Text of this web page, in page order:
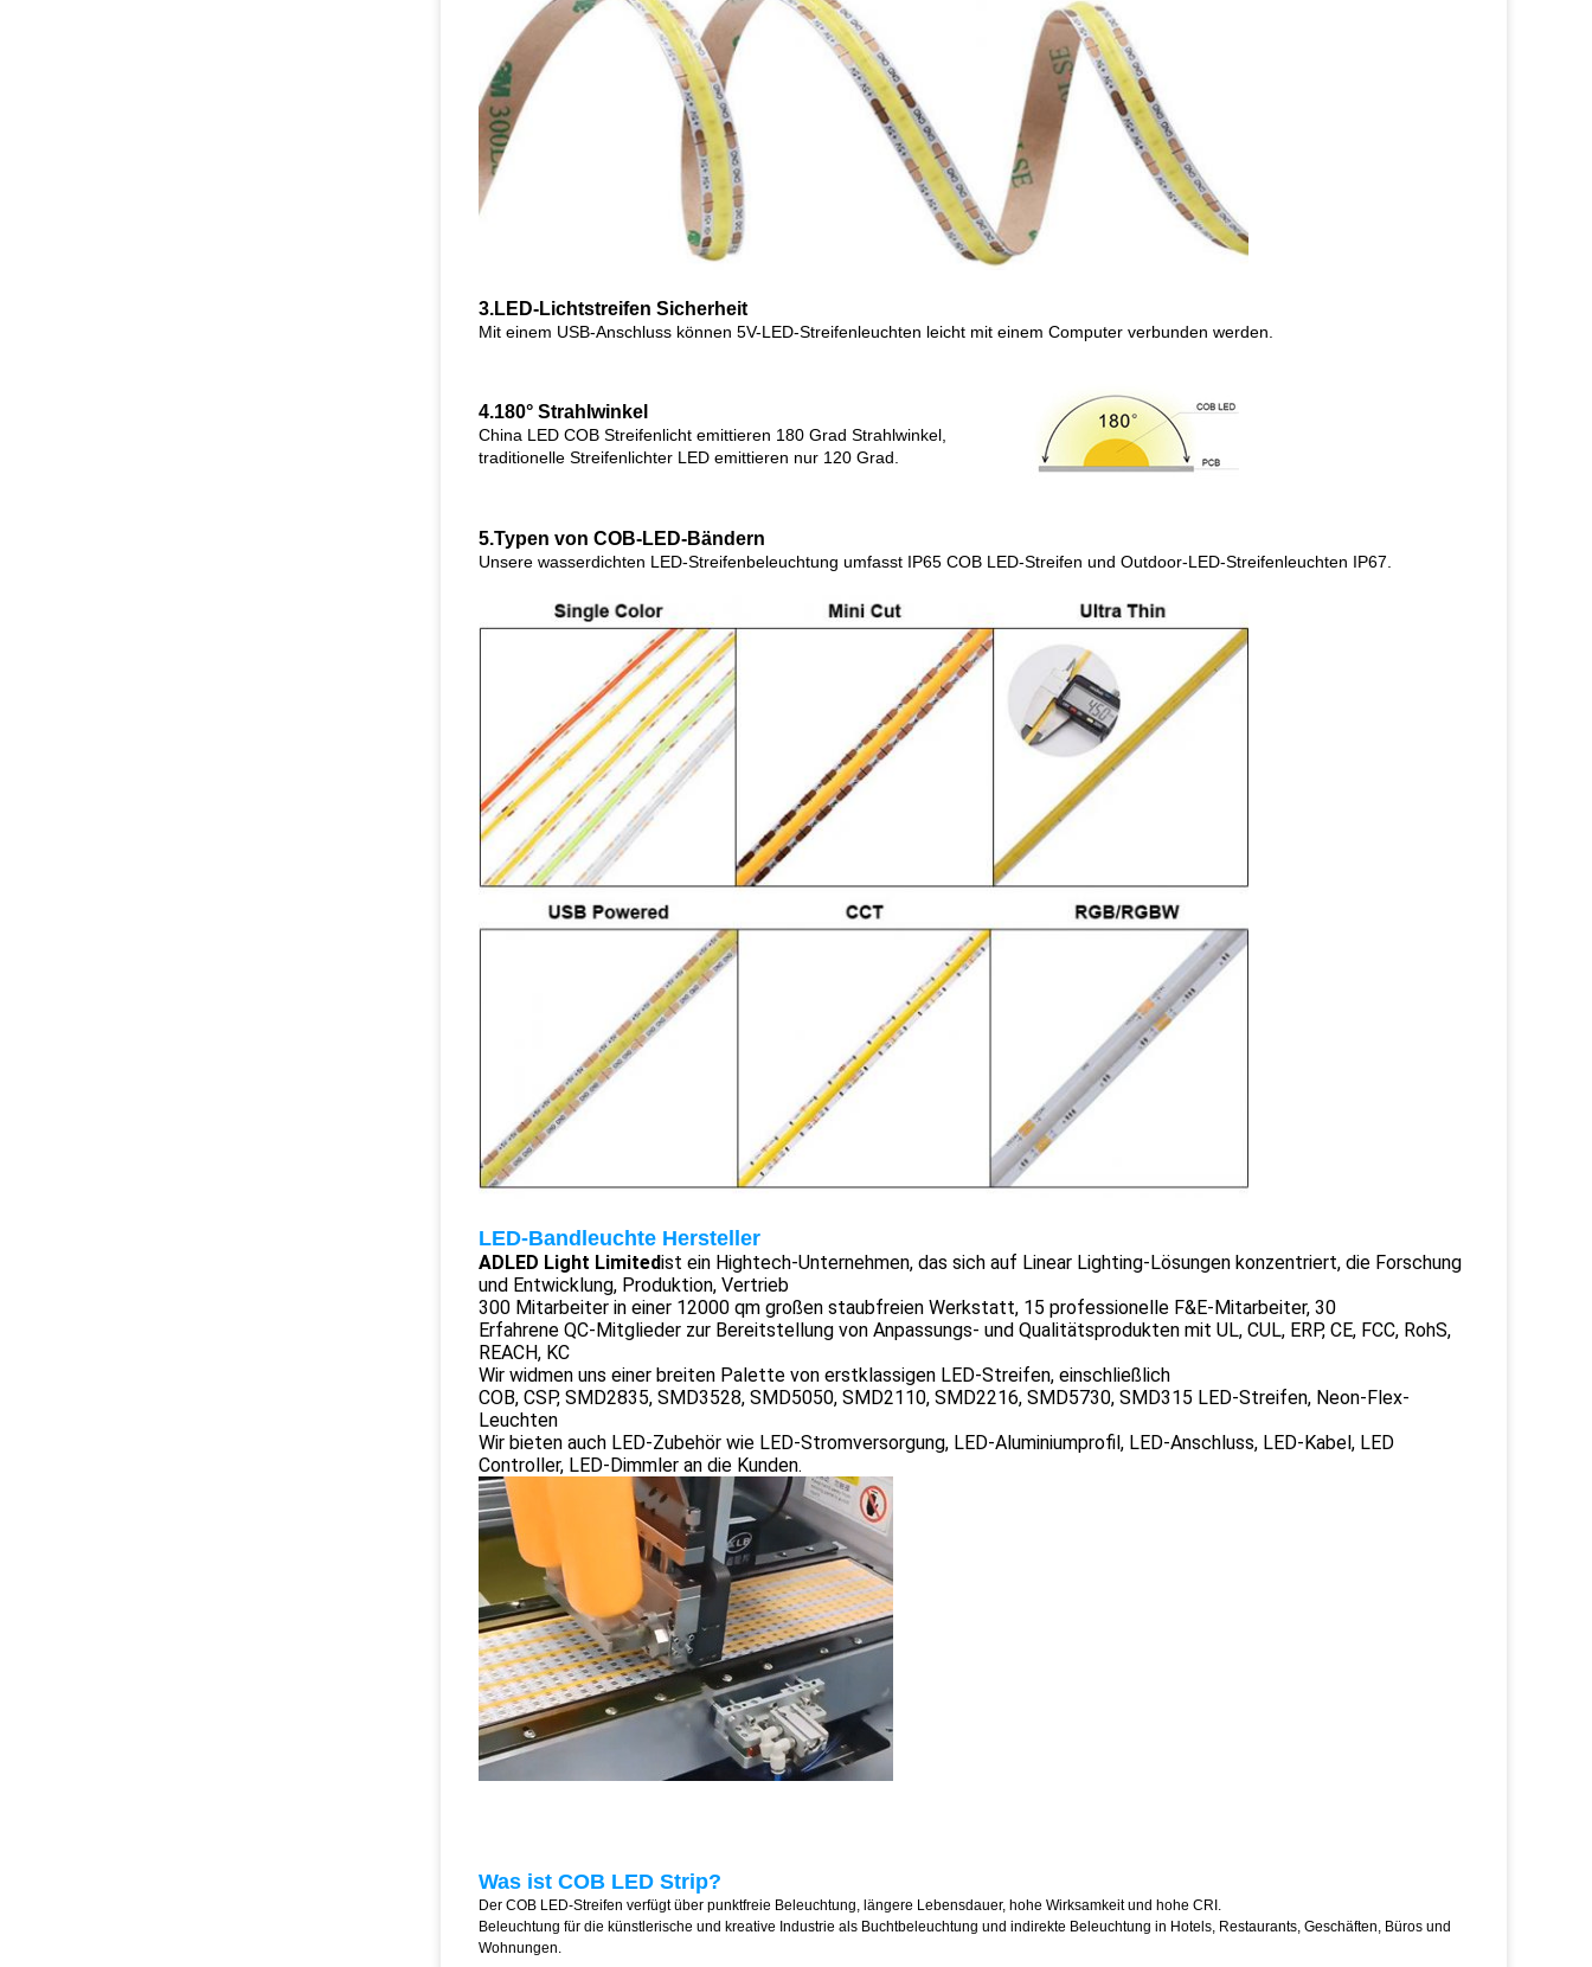
3.LED-Lichtstreifen Sicherheit
Mit einem USB-Anschluss können 5V-LED-Streifenleuchten leicht mit einem Computer verbunden werden.
4.180° Strahlwinkel
China LED COB Streifenlicht emittieren 180 Grad Strahlwinkel,
traditionelle Streifenlichter LED emittieren nur 120 Grad.
5.Typen von COB-LED-Bändern
Unsere wasserdichten LED-Streifenbeleuchtung umfasst IP65 COB LED-Streifen und Outdoor-LED-Streifenleuchten IP67.
LED-Bandleuchte Hersteller
ADLED Light Limitedist ein Hightech-Unternehmen, das sich auf Linear Lighting-Lösungen konzentriert, die Forschung
und Entwicklung, Produktion, Vertrieb
300 Mitarbeiter in einer 12000 qm großen staubfreien Werkstatt, 15 professionelle F&E-Mitarbeiter, 30
Erfahrene QC-Mitglieder zur Bereitstellung von Anpassungs- und Qualitätsprodukten mit UL, CUL, ERP, CE, FCC, RohS,
REACH, KC
Wir widmen uns einer breiten Palette von erstklassigen LED-Streifen, einschließlich
COB, CSP, SMD2835, SMD3528, SMD5050, SMD2110, SMD2216, SMD5730, SMD315 LED-Streifen, Neon-Flex-
Leuchten
Wir bieten auch LED-Zubehör wie LED-Stromversorgung, LED-Aluminiumprofil, LED-Anschluss, LED-Kabel, LED
Controller, LED-Dimmler an die Kunden.
Was ist COB LED Strip?
Der COB LED-Streifen verfügt über punktfreie Beleuchtung, längere Lebensdauer, hohe Wirksamkeit und hohe CRI.
Beleuchtung für die künstlerische und kreative Industrie als Buchtbeleuchtung und indirekte Beleuchtung in Hotels, Restaurants, Geschäften, Büros und
Wohnungen.